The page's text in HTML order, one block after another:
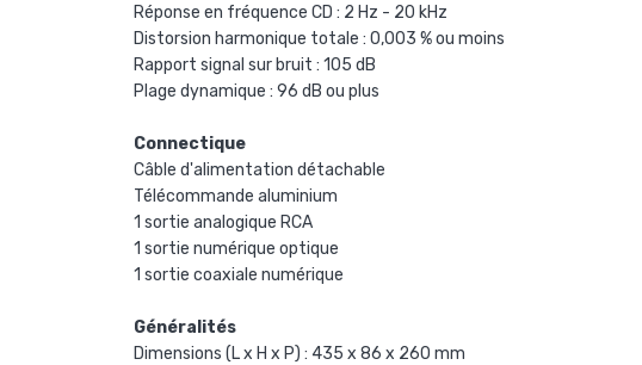
Réponse en fréquence CD : 2 Hz - 20 kHz
Distorsion harmonique totale : 0,003 % ou moins
Rapport signal sur bruit : 105 dB
Plage dynamique : 96 dB ou plus
Connectique
Câble d'alimentation détachable
Télécommande aluminium
1 sortie analogique RCA
1 sortie numérique optique
1 sortie coaxiale numérique
Généralités
Dimensions (L x H x P) : 435 x 86 x 260 mm